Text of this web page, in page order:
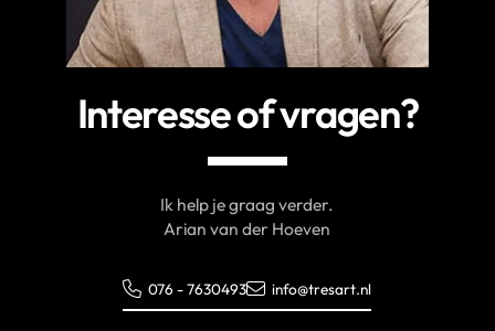
Interesse of vragen?
Ik help je graag verder.
Arian van der Hoeven
076 - 7630493 info@tresart.nl